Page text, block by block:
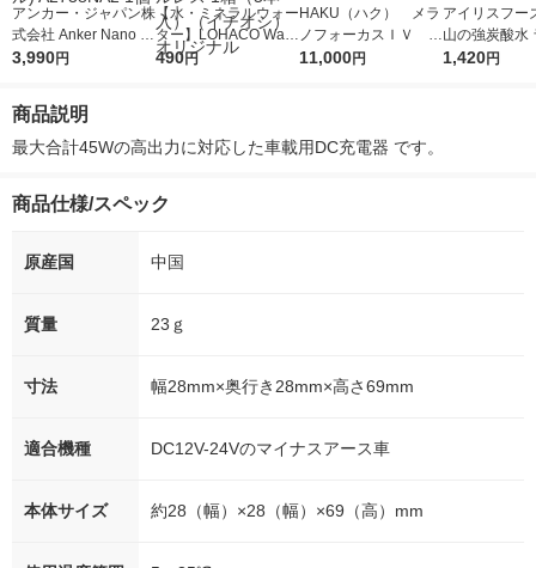
アンカー・ジャパン株
式会社 Anker Nano C
ar Charger (75W， 巻
3,990円
【水・ミネラルウォー
ター】LOHACO Wate
r（ロハコウォータ
490円
HAKU（ハク） メラ
ノフォーカスＩＶ 4
5ｇ 資生堂 おまけ
11,000円
アイリスフー
山の強炭酸水
レス 500ml 1
1,420円
商品説明
最大合計45Wの高出力に対応した車載用DC充電器 です。
商品仕様/スペック
原産国 中国
質量 23ｇ
寸法 幅28mm×奥行き28mm×高さ69mm
適合機種 DC12V-24Vのマイナスアース車
本体サイズ 約28（幅）×28（幅）×69（高）mm